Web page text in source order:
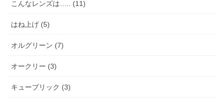
こんなレンズは….. (11)
はね上げ (5)
オルグリーン (7)
オークリー (3)
キューブリック (3)